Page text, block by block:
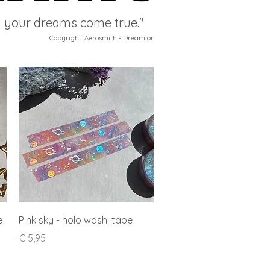
dreams come true."
Copyright: Aerosmith - Dream on
Snel overzicht
Pink sky - holo washi tape
Prijs
€ 5,95